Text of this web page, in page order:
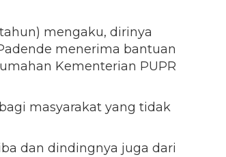
mengaku, dirinya
menerima bantuan
Kementerian PUPR
masyarakat yang tidak
dan dindingnya juga dari